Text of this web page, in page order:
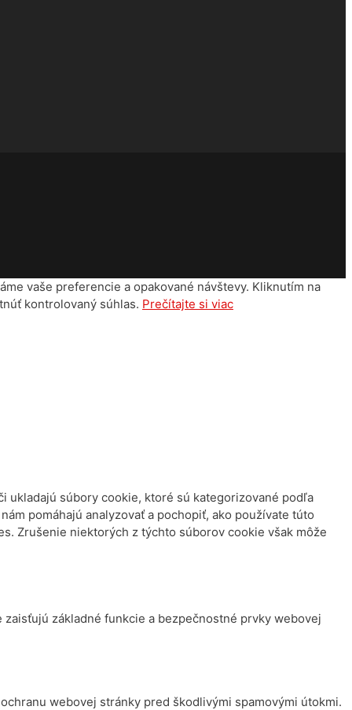
vaše preferencie a opakované návštevy. Kliknutím na
kontrolovaný súhlas. Prečítajte si viac
ukladajú súbory cookie, ktoré sú kategorizované podľa
pomáhajú analyzovať a pochopiť, ako používate túto
Zrušenie niektorých z týchto súborov cookie však môže
základné funkcie a bezpečnostné prvky webovej
webovej stránky pred škodlivými spamovými útokmi.